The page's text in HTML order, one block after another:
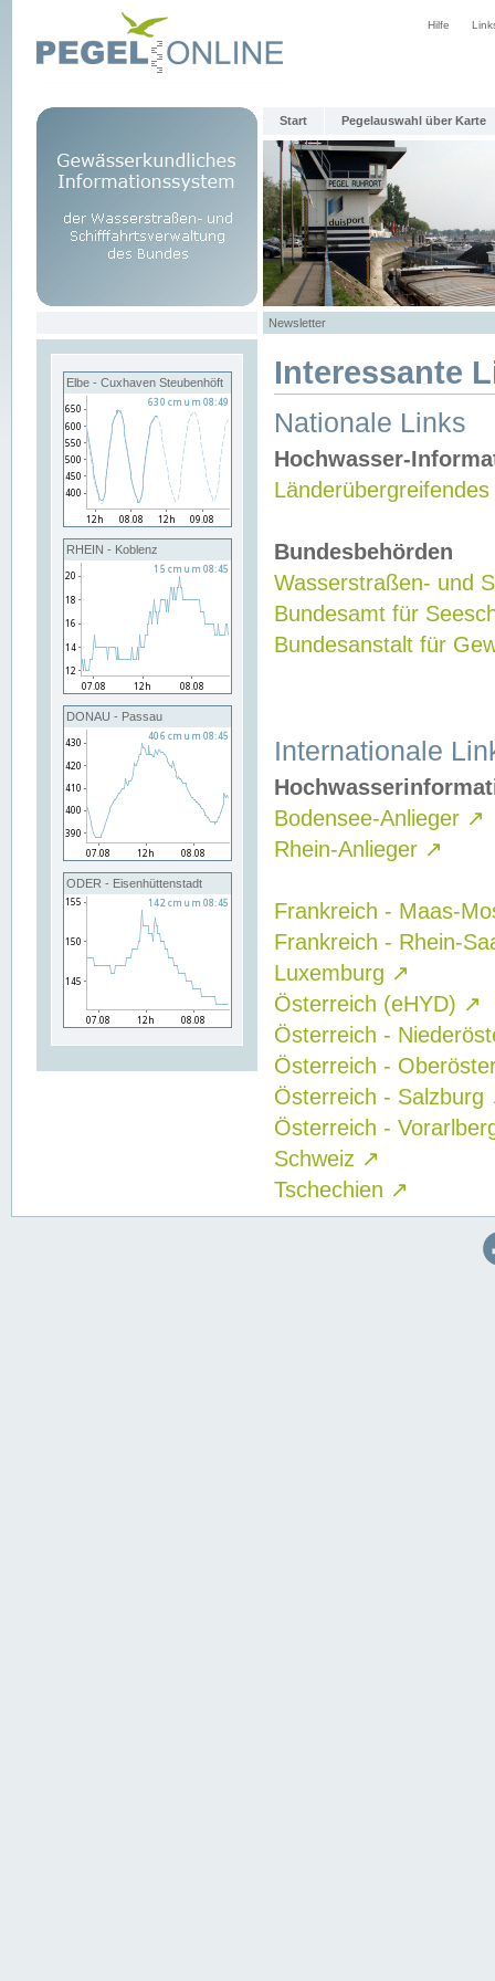
Hilfe
Start Pegelauswahl über Karte
Newsletter
Elbe - Cuxhaven Steubenhöft
RHEIN - Koblenz
DONAU - Passau
ODER - Eisenhüttenstadt
Interessante
Nationale Links
Hochwasser-
Bundesbehörden
Wasserstraßen- und
Bundesamt für
Bundesanstalt für
Internationale
Bodensee-Anlieger ↗
Rhein-Anlieger ↗
Frankreich - Maas-
Frankreich - Rhein-
Luxemburg ↗
Österreich (eHYD) ↗
Österreich -
Österreich -
Österreich - Salzburg
Österreich -
Schweiz ↗
Tschechien ↗